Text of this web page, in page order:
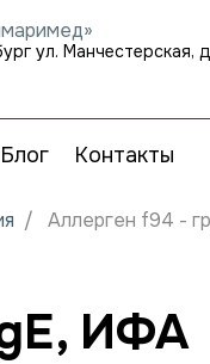
ул. Манчестерская,
Блог Контакты
Аллерген f94 -
ИФА